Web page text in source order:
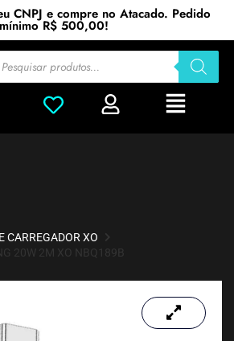
CNPJ e compre no Atacado. Pedido
mínimo R$ 500,00!
CARREGADOR XO
20W 2M XO NBQ189B